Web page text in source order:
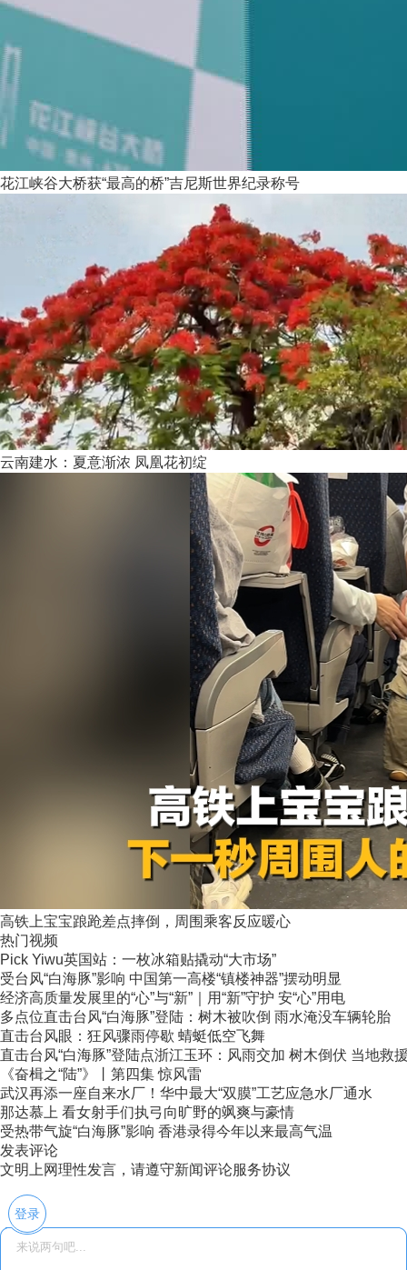
花江峡谷大桥获“最高的桥”吉尼斯世界纪录称号
云南建水：夏意渐浓 凤凰花初绽
高铁上宝宝踉跄差点摔倒，周围乘客反应暖心
热门视频
Pick Yiwu英国站：一枚冰箱贴撬动“大市场”
受台风“白海豚”影响 中国第一高楼“镇楼神器”摆动明显
经济高质量发展里的“心”与“新”｜用“新”守护 安“心”用电
多点位直击台风“白海豚”登陆：树木被吹倒 雨水淹没车辆轮胎
直击台风眼：狂风骤雨停歇 蜻蜓低空飞舞
直击台风“白海豚”登陆点浙江玉环：风雨交加 树木倒伏 当地救
《奋楫之“陆”》丨第四集 惊风雷
武汉再添一座自来水厂！华中最大“双膜”工艺应急水厂通水
那达慕上 看女射手们执弓向旷野的飒爽与豪情
受热带气旋“白海豚”影响 香港录得今年以来最高气温
发表评论
文明上网理性发言，请遵守新闻评论服务协议
登录